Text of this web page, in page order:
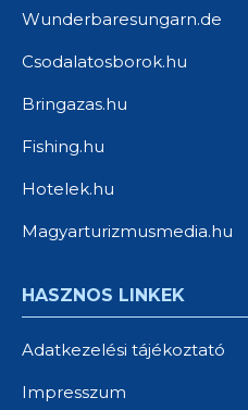
Wunderbaresungarn.de
Csodalatosborok.hu
Bringazas.hu
Fishing.hu
Hotelek.hu
Magyarturizmusmedia.hu
HASZNOS LINKEK
Adatkezelési tájékoztató
Impresszum